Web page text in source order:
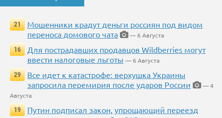
21
Мошенники крадут деньги россиян под видом
переноса домового чата
— 6 Августа
16
Для пострадавших продавцов Wildberries могут
ввести налоговые льготы — 6 Августа
29
Все идет к катастрофе: верхушка Украины
запросила перемирия после ударов России
— 4
Августа
19
Путин подписал закон, упрощающий переезд